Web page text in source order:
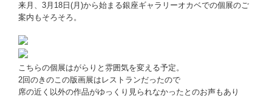
来月、3月18日(月)から始まる銀座ギャラリーオカベでの個展のご
案内もそろそろ。
こちらの個展はがらりと雰囲気を変える予定。
2回のきのこの版画展はレストランだったので
席の近く以外の作品がゆっくり見られなかったとのお声もあり